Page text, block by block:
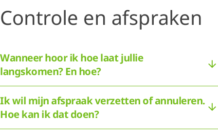
Controle en afspraken
Wanneer hoor ik hoe laat jullie
langskomen? En hoe?
Ik wil mijn afspraak verzetten of annuleren.
Hoe kan ik dat doen?